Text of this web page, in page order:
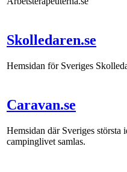
Skolledaren.se
Hemsidan för Sveriges
Caravan.se
Hemsidan där Sveriges
campinglivet samlas.